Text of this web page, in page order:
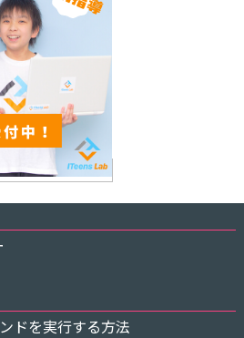
ドを実行する方法